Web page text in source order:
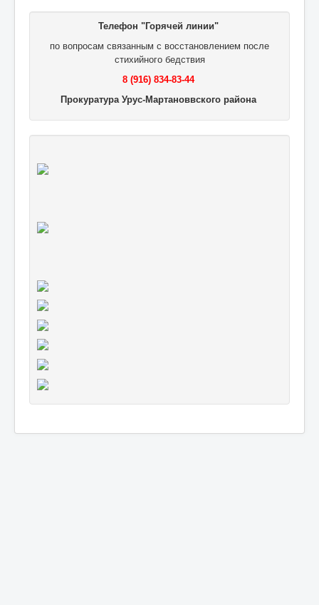
Телефон "Горячей линии"
по вопросам связанным с восстановлением после
стихийного бедствия
8 (916) 834-83-44
Прокуратура Урус-Мартановвского района